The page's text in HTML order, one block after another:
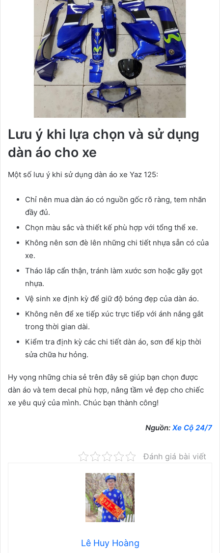
Lưu ý khi lựa chọn và sử dụng
dàn áo cho xe
Một số lưu ý khi sử dụng dàn áo xe Yaz 125:
Chỉ nên mua dàn áo có nguồn gốc rõ ràng, tem nhãn
đầy đủ.
Chọn màu sắc và thiết kế phù hợp với tổng thể xe.
Không nên sơn đè lên những chi tiết nhựa sẵn có của
xe.
Tháo lắp cẩn thận, tránh làm xước sơn hoặc gãy gọt
nhựa.
Vệ sinh xe định kỳ để giữ độ bóng đẹp của dàn áo.
Không nên để xe tiếp xúc trực tiếp với ánh nắng gắt
trong thời gian dài.
Kiểm tra định kỳ các chi tiết dàn áo, sơn để kịp thời
sửa chữa hư hỏng.
Hy vọng những chia sẻ trên đây sẽ giúp bạn chọn được
dàn áo và tem decal phù hợp, nâng tầm vẻ đẹp cho chiếc
xe yêu quý của mình. Chúc bạn thành công!
Nguồn: Xe Cộ 24/7
Đánh giá bài viết
Lê Huy Hoàng